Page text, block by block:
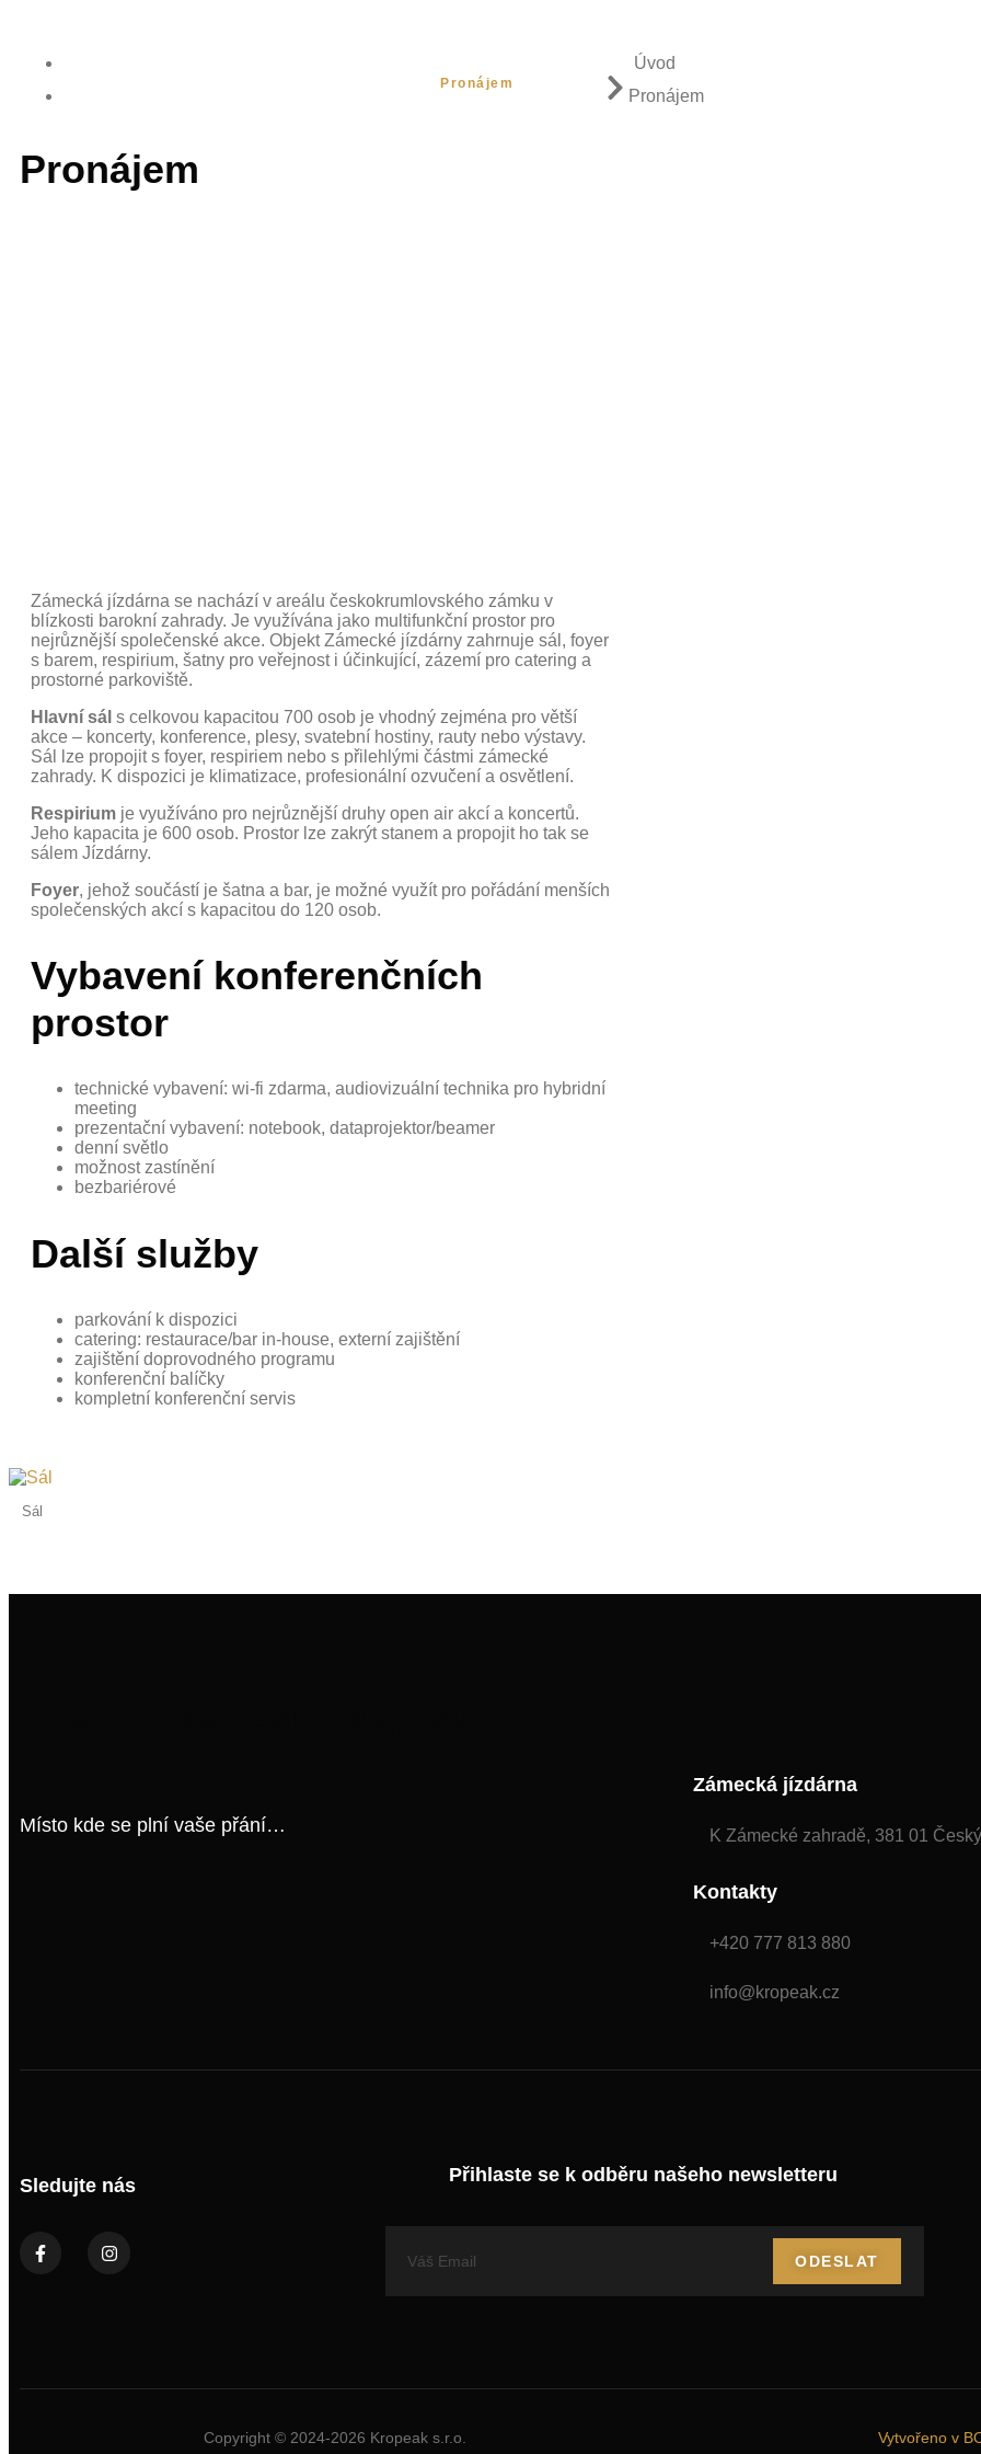
Pronájem
Úvod
Pronájem
Pronájem
Zámecká jízdárna se nachází v areálu českokrumlovského zámku v
blízkosti barokní zahrady. Je využívána jako multifunkční prostor pro
nejrůznější společenské akce. Objekt Zámecké jízdárny zahrnuje sál, foyer
s barem, respirium, šatny pro veřejnost i účinkující, zázemí pro catering a
prostorné parkoviště.
Hlavní sál s celkovou kapacitou 700 osob je vhodný zejména pro větší
akce – koncerty, konference, plesy, svatební hostiny, rauty nebo výstavy.
Sál lze propojit s foyer, respiriem nebo s přilehlými částmi zámecké
zahrady. K dispozici je klimatizace, profesionální ozvučení a osvětlení.
Respirium je využíváno pro nejrůznější druhy open air akcí a koncertů.
Jeho kapacita je 600 osob. Prostor lze zakrýt stanem a propojit ho tak se
sálem Jízdárny.
Foyer, jehož součástí je šatna a bar, je možné využít pro pořádání menších
společenských akcí s kapacitou do 120 osob.
Vybavení konferenčních
prostor
technické vybavení: wi-fi zdarma, audiovizuální technika pro hybridní
meeting
prezentační vybavení: notebook, dataprojektor/beamer
denní světlo
možnost zastínění
bezbariérové
Další služby
parkování k dispozici
catering: restaurace/bar in-house, externí zajištění
zajištění doprovodného programu
konferenční balíčky
kompletní konferenční servis
Sál
Místo kde se plní vaše přání…
Zámecká jízdárna
K Zámecké zahradě, 381 01
Kontakty
+420 777 813 880
info@kropeak.cz
Sledujte nás
Přihlaste se k odběru našeho newsletteru
ODESLAT
Copyright © 2024-2026 Kropeak s.r.o. Vytvořeno v